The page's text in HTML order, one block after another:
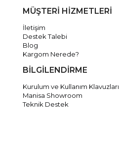
MÜŞTERİ HİZMETLERİ
İletişim
Destek Talebi
Blog
Kargom Nerede?
BİLGİLENDİRME
Kurulum ve Kullanım Klavuzları
Manisa Showroom
Teknik Destek